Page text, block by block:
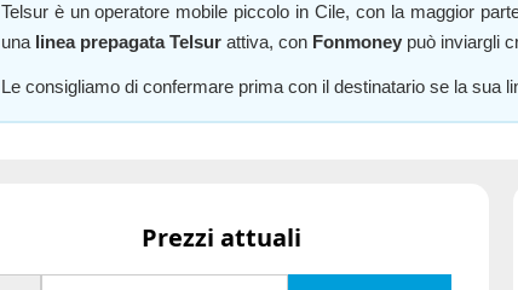
Telsur è un operatore mobile piccolo in Cile, con la maggior
una linea prepagata Telsurattiva, con Fonmoneypuò inviargli
Le consigliamo di confermare prima con il destinatario se la sua
Prezzi attuali